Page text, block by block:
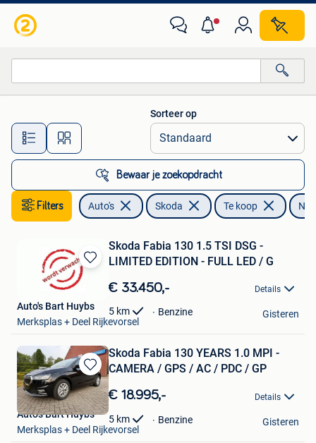
Alle afstanden…
Sorteer op
Bewaar je zoekopdracht
Filters Auto's Skoda Te koop
Bewaren
in
Favorieten
Skoda Fabia 130 1.5 TSI DSG -
LIMITED EDITION - FULL LED / G
€ 33.450,- Details
5 km Benzine
Auto's Bart Huybs
Merksplas + Deel Rijkevorsel
Gisteren
Bewaren
in
Mijn
Favorieten
Skoda Fabia 130 YEARS 1.0 MPI -
CAMERA / GPS / AC / PDC / GP
€ 18.995,- Details
5 km Benzine
Auto's Bart Huybs
Merksplas + Deel Rijkevorsel
Gisteren